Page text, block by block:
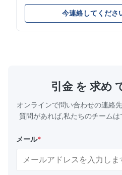
Equipment Ring PCB, your
Turnkey Solutions |
Manufacturing Expert
providing the necessary
electronic devices and
今連絡してくださ
引金 を 求め
オンラインで問い合わせの連絡
質問があれば,私たちのチーム
メール*